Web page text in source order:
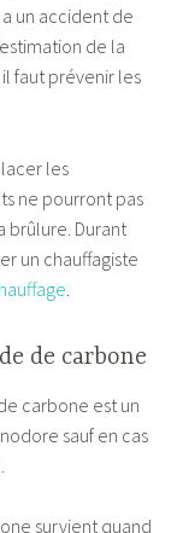
un accident de
de la
faut prévenir les
les
ne pourront pas
brûlure. Durant
un chauffagiste
.
de carbone
carbone est un
sauf en cas
survient quand